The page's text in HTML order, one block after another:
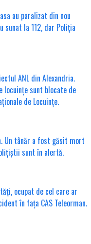
au paralizat din nou
sunat la 112, dar Poliția
ANL din Alexandria.
locuințe sunt blocate de
de Locuințe.
Un tânăr a fost găsit mort
sunt în alertă.
ocupat de cel care ar
în fața CAS Teleorman.